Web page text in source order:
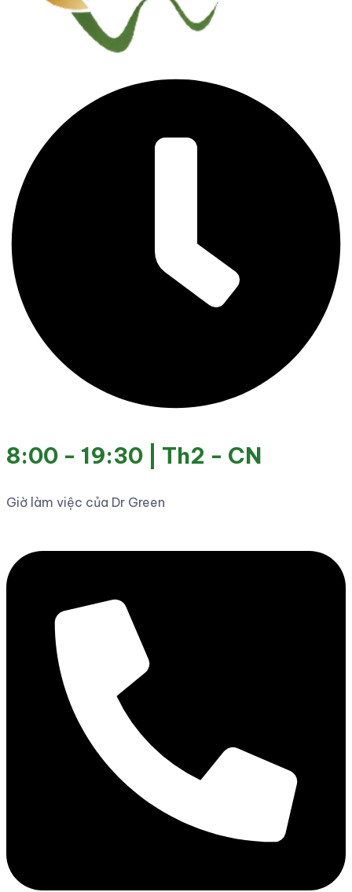
8:00 - 19:30 | Th2 - CN
Giờ làm việc của Dr Green